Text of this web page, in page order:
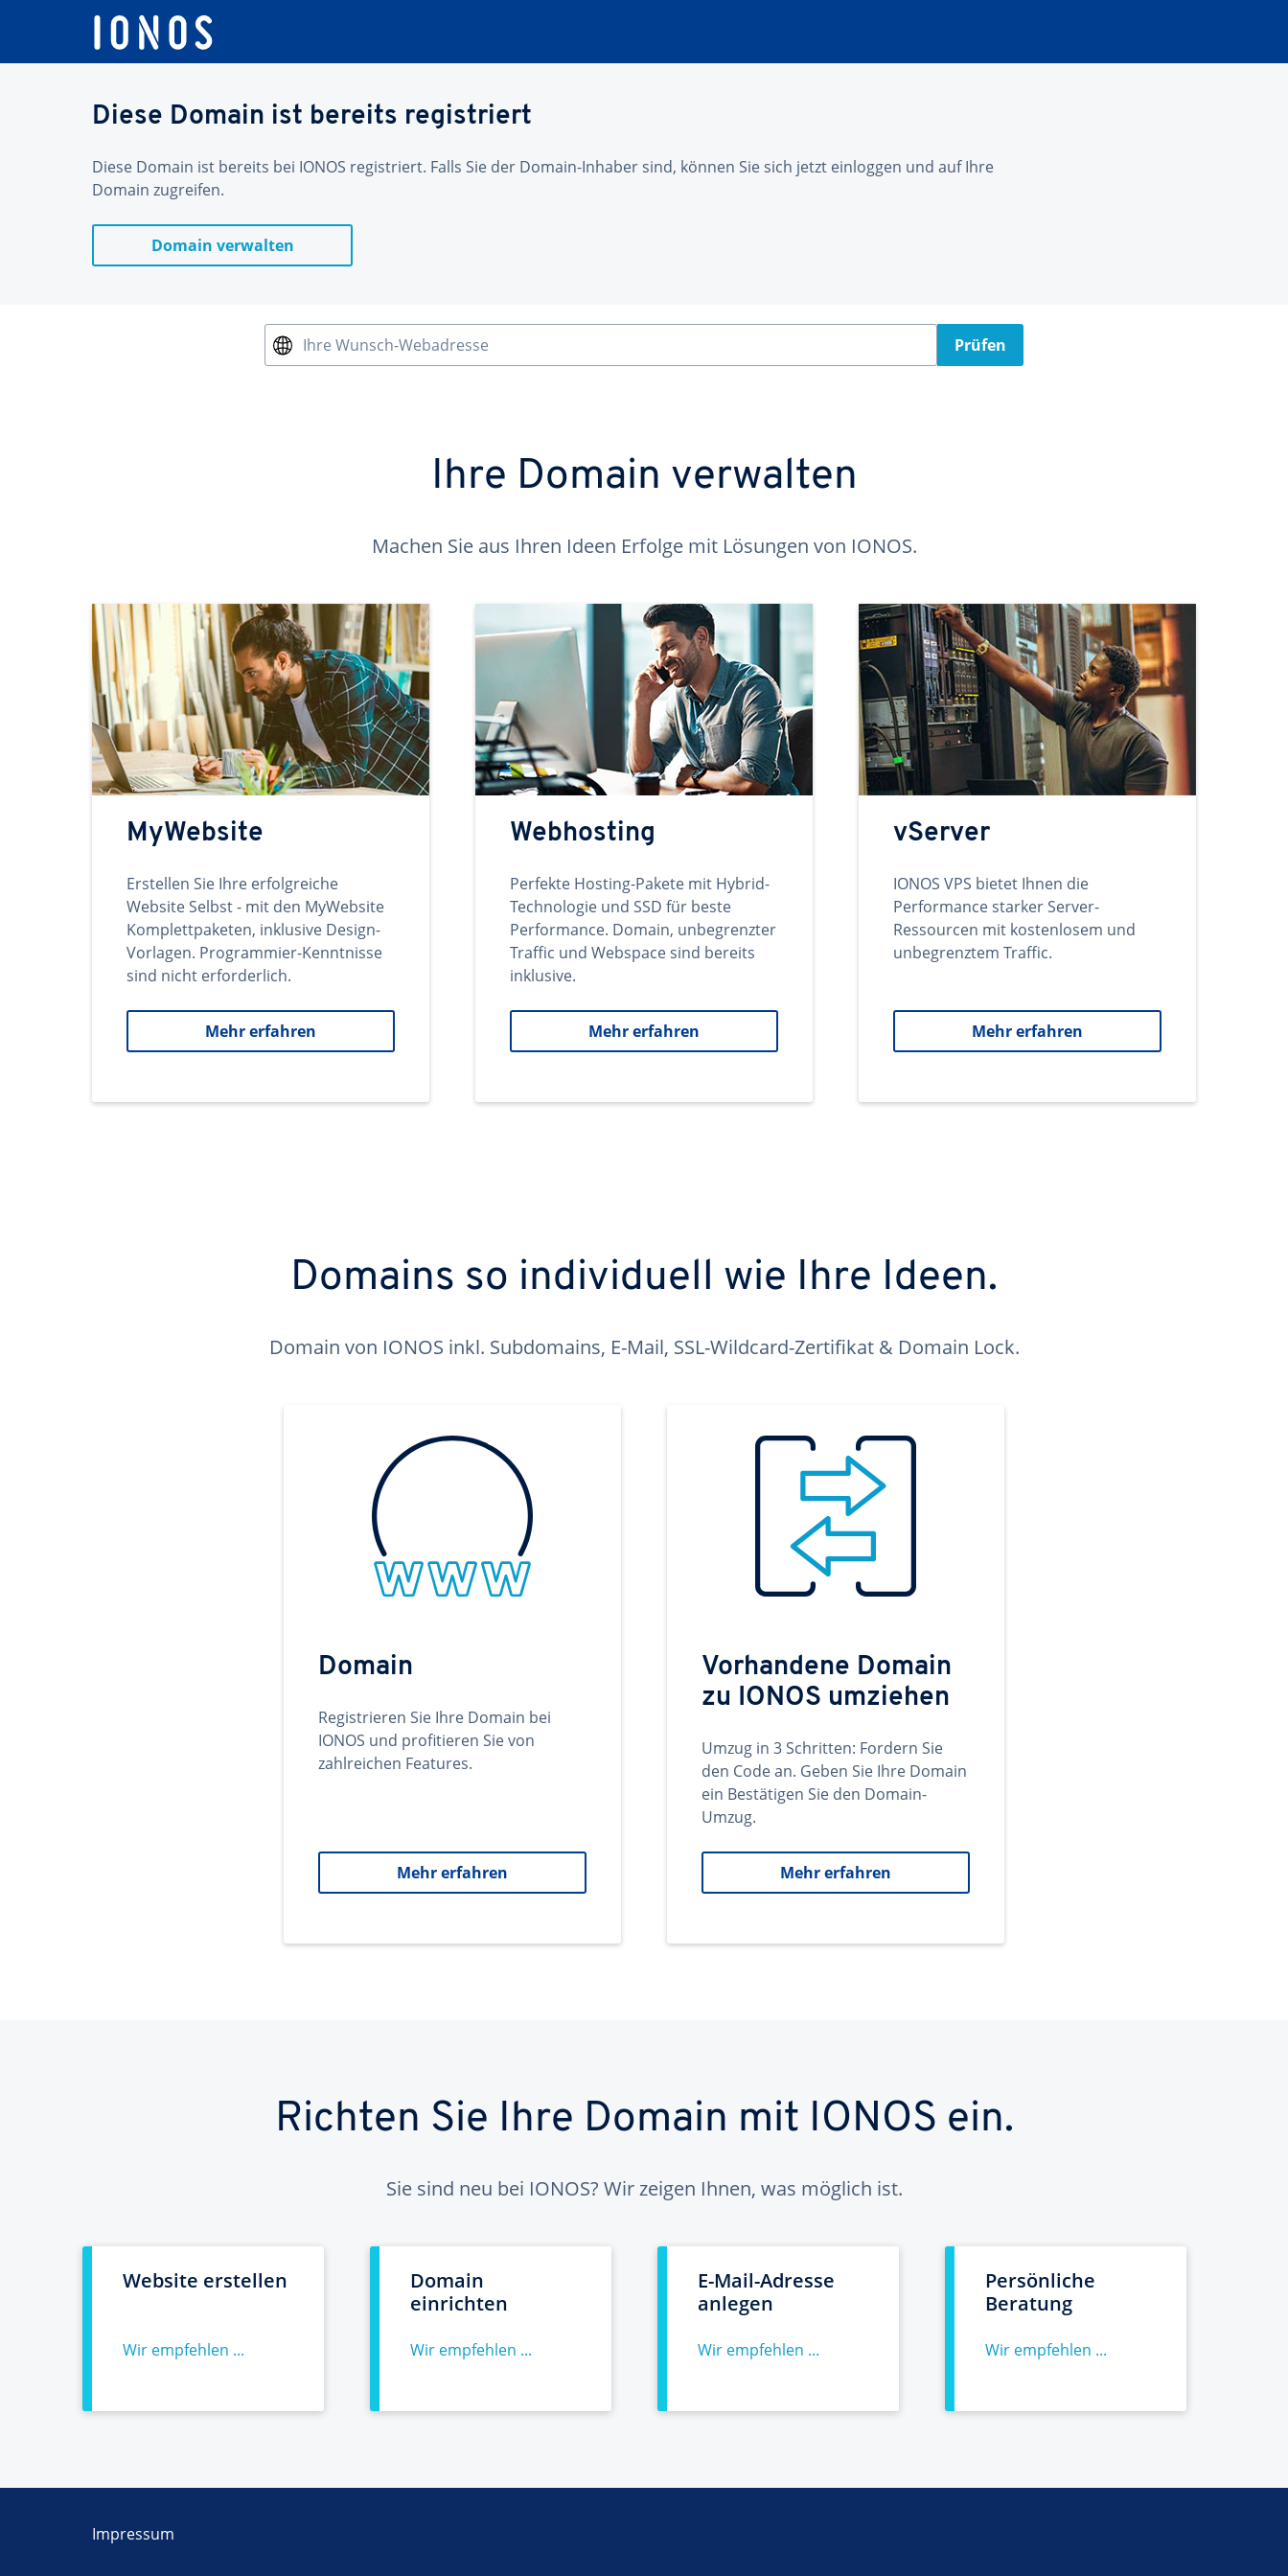
Diese Domain ist bereits registriert
Diese Domain ist bereits bei IONOS registriert. Falls Sie der Domain-Inhaber sind, können Sie sich jetzt einloggen und auf Ihre
Domain zugreifen.
Domain verwalten
Ihre Wunsch-Webadresse Prüfen
Ihre Domain verwalten
Machen Sie aus Ihren Ideen Erfolge mit Lösungen von IONOS.
MyWebsite
Erstellen Sie Ihre erfolgreiche
Website Selbst - mit den MyWebsite
Komplettpaketen, inklusive Design-
Vorlagen. Programmier-Kenntnisse
sind nicht erforderlich.
Mehr erfahren
Webhosting
Perfekte Hosting-Pakete mit Hybrid-
Technologie und SSD für beste
Performance. Domain, unbegrenzter
Traffic und Webspace sind bereits
inklusive.
Mehr erfahren
vServer
IONOS VPS bietet Ihnen die
Performance starker Server-
Ressourcen mit kostenlosem und
unbegrenztem Traffic.
Mehr erfahren
Domains so individuell wie Ihre Ideen.
Domain von IONOS inkl. Subdomains, E-Mail, SSL-Wildcard-Zertifikat & Domain Lock.
Domain
Registrieren Sie Ihre Domain bei
IONOS und profitieren Sie von
zahlreichen Features.
Mehr erfahren
Vorhandene Domain
zu IONOS umziehen
Umzug in 3 Schritten: Fordern Sie
den Code an. Geben Sie Ihre Domain
ein Bestätigen Sie den Domain-
Umzug.
Mehr erfahren
Richten Sie Ihre Domain mit IONOS ein.
Sie sind neu bei IONOS? Wir zeigen Ihnen, was möglich ist.
Website erstellen
Wir empfehlen ...
Domain
einrichten
Wir empfehlen ...
E-Mail-Adresse
anlegen
Wir empfehlen ...
Persönliche
Beratung
Wir empfehlen ...
Impressum